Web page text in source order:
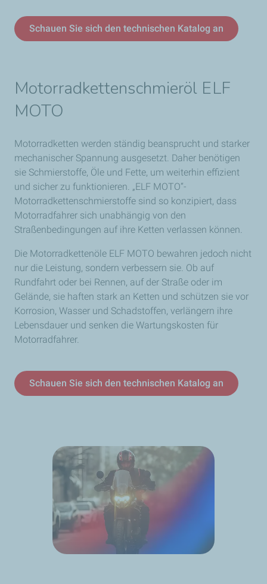
Schauen Sie sich den technischen Katalog an
Motorradkettenschmieröl ELF
MOTO
Motorradketten werden ständig beansprucht und starker
mechanischer Spannung ausgesetzt. Daher benötigen
sie Schmierstoffe, Öle und Fette, um weiterhin effizient
und sicher zu funktionieren. „ELF MOTO“-
Motorradkettenschmierstoffe sind so konzipiert, dass
Motorradfahrer sich unabhängig von den
Straßenbedingungen auf ihre Ketten verlassen können.
Die Motorradkettenöle ELF MOTO bewahren jedoch nicht
nur die Leistung, sondern verbessern sie. Ob auf
Rundfahrt oder bei Rennen, auf der Straße oder im
Gelände, sie haften stark an Ketten und schützen sie vor
Korrosion, Wasser und Schadstoffen, verlängern ihre
Lebensdauer und senken die Wartungskosten für
Motorradfahrer.
Schauen Sie sich den technischen Katalog an